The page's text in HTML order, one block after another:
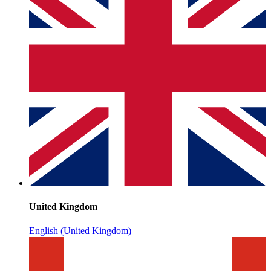
United Kingdom
English (United Kingdom)